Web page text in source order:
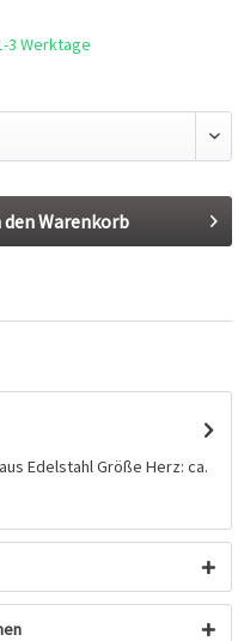
3 Werktage
denWarenkorb
Edelstahl Größe Herz: ca.